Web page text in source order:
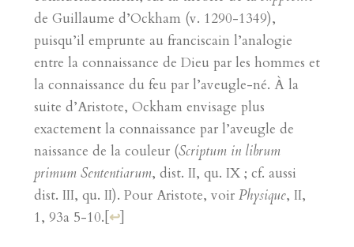
de Guillaume d’Ockham (v. 1290-1349),
puisqu’il emprunte au franciscain l’analogie
entre la connaissance de Dieu par les hommes et
la connaissance du feu par l’aveugle-né. À la
suite d’Aristote, Ockham envisage plus
exactement la connaissance par l’aveugle de
naissance de la couleur (Scriptum in librum
primum Sententiarum, dist. II, qu. IX ; cf. aussi
dist. III, qu. II). Pour Aristote, voir Physique, II,
1, 93a 5-10. ↩]